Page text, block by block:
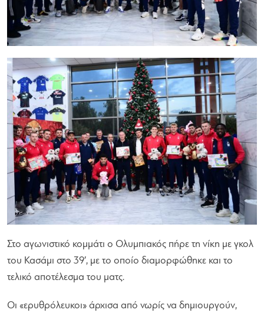
Στο αγωνιστικό κομμάτι ο Ολυμπιακός πήρε τη νίκη με γκολ
του Κασάμι στο 39′, με το οποίο διαμορφώθηκε και το
τελικό αποτέλεσμα του ματς.
Οι «ερυθρόλευκοι» άρχισα από νωρίς να δημιουργούν,